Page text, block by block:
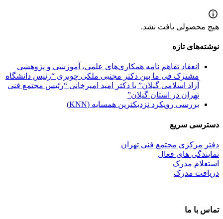
هیچ محصولی یافت نشد.
نوشته‌های تازه
انعقاد تفاهم نامه همکاری‌های علمی، آموزشی و پژوهشی
مشترک فی ما بین دکتر مجتبی ملکی چوبری “رئیس دانشگاه
آزاد اسلامی گیلان” با دکتر امید امیرخانی “رئیس مجتمع فنی
تهران در استان گیلان”
بررسی رویکرد نزدیکترین همسایه (KNN)
دسترسی سریع
دفتر مرکزی مجتمع فنی تهران
نمایندگی های فعال
استعلام مدرک
دریافت مدرک
تماس با ما